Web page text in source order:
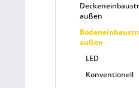
außen
außen
LED
Konventionell